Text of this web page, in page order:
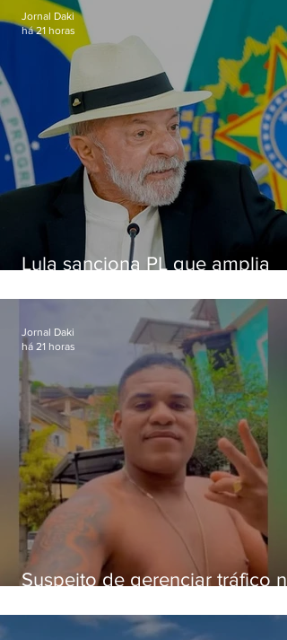
Lula sanciona PL que amplia
crianças
Jornal Daki
há 21 horas
Suspeito de gerenciar tráfico na
foragido
Jornal Daki
há 21 horas